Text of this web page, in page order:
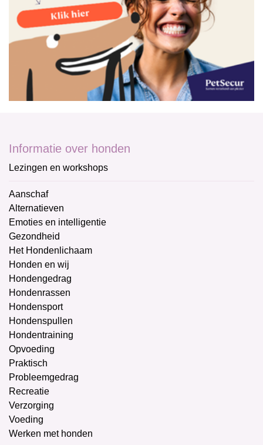
Informatie over honden
Lezingen en workshops
Aanschaf
Alternatieven
Emoties en intelligentie
Gezondheid
Het Hondenlichaam
Honden en wij
Hondengedrag
Hondenrassen
Hondensport
Hondenspullen
Hondentraining
Opvoeding
Praktisch
Probleemgedrag
Recreatie
Verzorging
Voeding
Werken met honden